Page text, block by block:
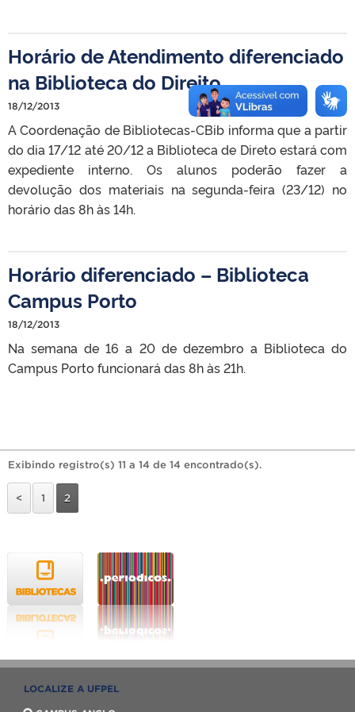
Horário de Atendimento diferenciado
na Biblioteca do Direito
18/12/2013
A Coordenação de Bibliotecas-CBib informa que a partir
do dia 17/12 até 20/12 a Biblioteca de Direto estará com
expediente interno. Os alunos poderão fazer a
devolução dos materiais na segunda-feira (23/12) no
horário das 8h às 14h.
Horário diferenciado – Biblioteca
Campus Porto
18/12/2013
Na semana de 16 a 20 de dezembro a Biblioteca do
Campus Porto funcionará das 8h às 21h.
Exibindo registro(s) 11 a 14 de 14 encontrado(s).
< 1 2
LOCALIZE A UFPEL